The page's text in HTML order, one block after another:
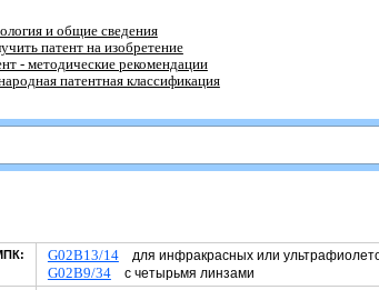
и общие сведения
патент на изобретение
- методические рекомендации
патентная классификация
G02B13/14для инфракрасных или
G02B9/34с четырьмя линзами